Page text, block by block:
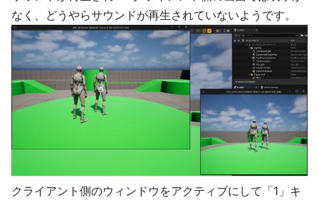
なく、どうやらサウンドが再生されていないようです。
クライアント側のウィンドウをアクティブにして「1」キ